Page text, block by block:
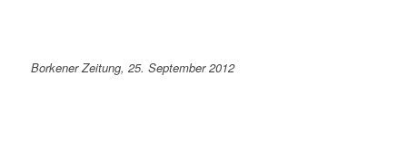
Borkener Zeitung, 25. September 2012